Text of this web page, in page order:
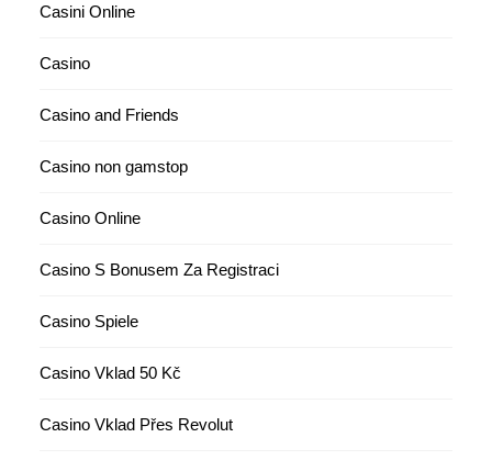
Casini Online
Casino
Casino and Friends
Casino non gamstop
Casino Online
Casino S Bonusem Za Registraci
Casino Spiele
Casino Vklad 50 Kč
Casino Vklad Přes Revolut